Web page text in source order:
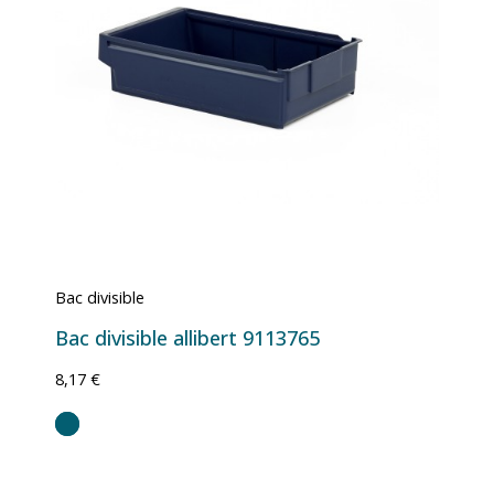
Bac divisible
Bac divisible allibert 9113765
8,17 €